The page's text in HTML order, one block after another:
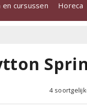
cursussen Horeca
4